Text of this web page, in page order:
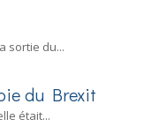
sortie du...
du Brexit
était...